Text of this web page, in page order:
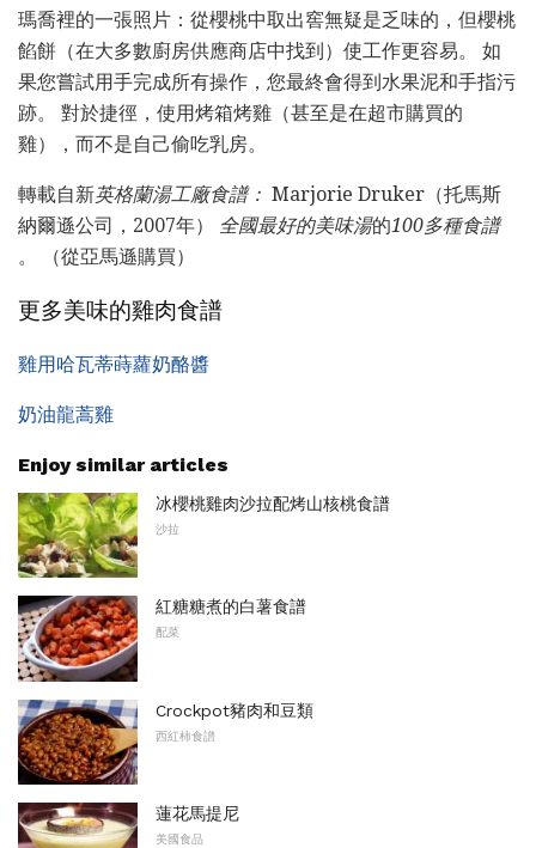
瑪喬裡的一張照片：從櫻桃中取出窖無疑是乏味的，但櫻桃
餡餅（在大多數廚房供應商店中找到）使工作更容易。 如
果您嘗試用手完成所有操作，您最終會得到水果泥和手指污
跡。 對於捷徑，使用烤箱烤雞（甚至是在超市購買的
雞），而不是自己偷吃乳房。
轉載自新英格蘭湯工廠食譜： Marjorie Druker（托馬斯
納爾遜公司，2007年）
全國最好的美味湯的100多種食譜
。 （從亞馬遜購買）
更多美味的雞肉食譜
雞用哈瓦蒂蒔蘿奶酪醬
奶油龍蒿雞
Enjoy similar articles
冰櫻桃雞肉沙拉配烤山核桃食譜
沙拉
紅糖糖煮的白薯食譜
配菜
Crockpot豬肉和豆類
西紅柿食譜
蓮花馬提尼
美國食品